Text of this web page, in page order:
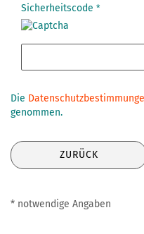
Sicherheitscode
DATENSCHUTZBESTIMMUNGEN
Die
genommen.
ZURÜCK
* notwendige Angaben